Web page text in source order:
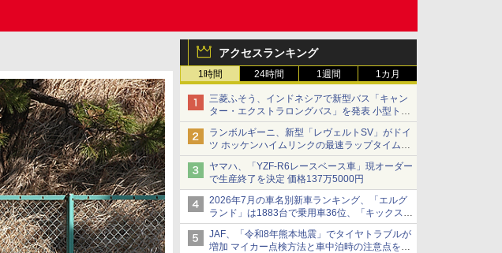
アクセスランキング
1時間 24時間 1週間 1カ月
三菱ふそう、インドネシアで新型バス「キャン
ター・エクストラロングバス」を発表 小型トラ
ックベースの観光・旅客輸送向けバス
ランボルギーニ、新型「レヴェルトSV」がドイ
ツ ホッケンハイムリンクの最速ラップタイムを
記録
ヤマハ、「YZF-R6レースベース車」現オーダー
で生産終了を決定 価格137万5000円
2026年7月の車名別新車ランキング、「エルグ
ランド」は1883台で乗用車36位、「キックス」
は2591台で27位に
JAF、「令和8年熊本地震」でタイヤトラブルが
増加 マイカー点検方法と車中泊時の注意点を呼